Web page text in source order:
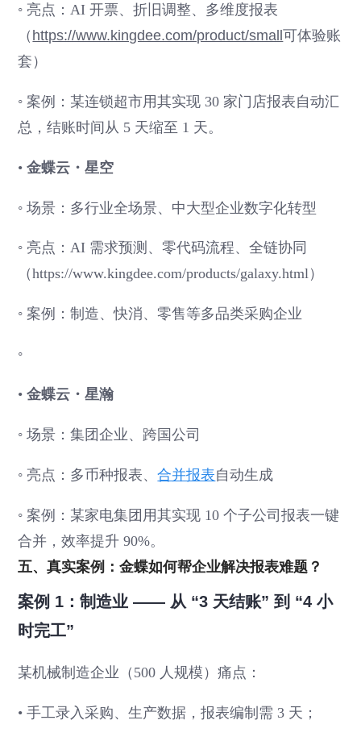
◦ 亮点：AI 开票、折旧调整、多维度报表
（ https://www.kingdee.com/product/small可体验账
套）
◦ 案例：某连锁超市用其实现 30 家门店报表自动汇
总，结账时间从 5 天缩至 1 天。
•金蝶云・星空
◦ 场景：多行业全场景、中大型企业数字化转型
◦ 亮点：AI 需求预测、零代码流程、全链协同
（https://www.kingdee.com/products/galaxy.html）
◦ 案例：制造、快消、零售等多品类采购企业
◦
•金蝶云・星瀚
◦ 场景：集团企业、跨国公司
◦ 亮点：多币种报表、合并报表自动生成
◦ 案例：某家电集团用其实现 10 个子公司报表一键
合并，效率提升 90%。
五、真实案例：金蝶如何帮企业解决报表难题？
案例 1：制造业 —— 从 “3 天结账” 到 “4 小
时完工”
某机械制造企业（500 人规模）痛点：
• 手工录入采购、生产数据，报表编制需 3 天；